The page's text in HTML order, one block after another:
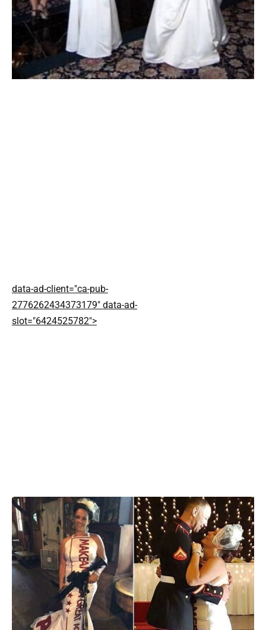
data-ad-client="ca-pub-
2776262434373179" data-ad-
slot="6424525782">